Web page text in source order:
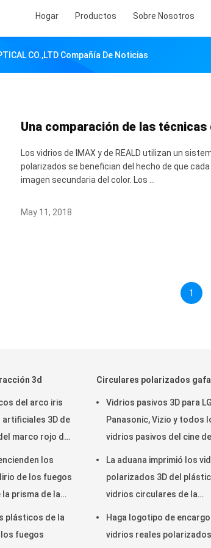
Hogar Productos Sobre Nosotros
CO.,LTD Compañía De Noticias
Una comparación de las técnicas
Los vidrios de IMAX y de REALD utilizan un
polarizados se benefician del hecho de que
imagen secundaria del color. Los ...
May 11, 2018
1
3d
del arco iris
3D de
marco rojo del
los
de los fuegos
prisma de la
plásticos de la
fuegos
Circulares polarizados
Vidrios pasivos 3D para
Panasonic, Vizio y todos
vidrios pasivos del cine
La aduana imprimió los
polarizados 3D del
vidrios circulares de la
Haga logotipo de
vidrios reales polarizados